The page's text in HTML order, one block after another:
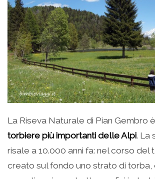
La Riseva Naturale di Pian Gembro è
torbiere più importanti delle Alpi. La
risale a 10.000 anni fa: nel corso del
creato sul fondo uno strato di torba,